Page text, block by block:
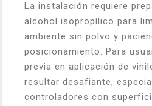
La instalación requiere
alcohol isopropílico para
ambiente sin polvo y
posicionamiento. Para
previa en aplicación de
resultar desafiante,
controladores con